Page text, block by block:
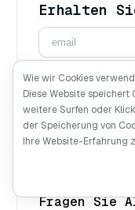
Erhalten
Folgen Sie
Fragen Sie
Wie wir Cookies
Diese Website speichert
weitere Surfen oder
der Speicherung von
Ihre Website-Erfahrung